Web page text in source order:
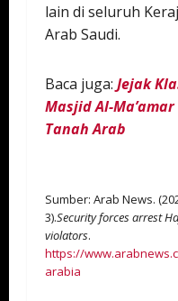
lain di seluruh
Arab Saudi.
Baca juga: Jejak
Masjid Al-
Tanah Arab
Sumber: Arab News.
3).Security forces arrest
violators.
https://
arabia